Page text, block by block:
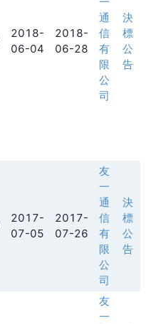
2018-
06-04
2018-
06-28
通
信
有
限
公
司
決
標
公
告
2017-
07-05
2017-
07-26
友
一
通
信
有
限
公
司
決
標
公
告
友
一